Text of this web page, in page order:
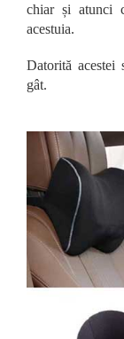
chiar și atunci
acestuia.
Datorită acestei
gât.